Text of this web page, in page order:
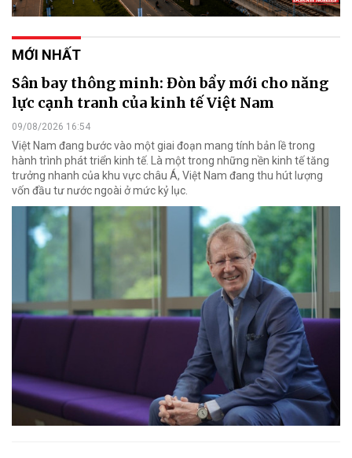
MỚI NHẤT
Sân bay thông minh: Đòn bẩy mới cho năng
lực cạnh tranh của kinh tế Việt Nam
09/08/2026 16:54
Việt Nam đang bước vào một giai đoạn mang tính bản lề trong
hành trình phát triển kinh tế. Là một trong những nền kinh tế tăng
trưởng nhanh của khu vực châu Á, Việt Nam đang thu hút lượng
vốn đầu tư nước ngoài ở mức kỷ lục.